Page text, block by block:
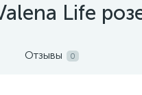
Life
Отзывы 0